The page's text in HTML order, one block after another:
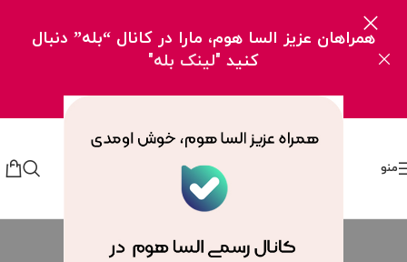
همراهان عزیز السا هوم، مارا در کانال “بله” دنبال
کنید "لینک بله"
منو
پیاله